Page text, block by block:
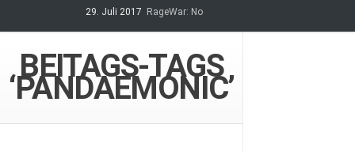
29. Juli 2017
RageWar: No
Games – so geht’s
7. März 2017
Casino-Spiele
am Browser – kostenlos und
BEITAGS-TAGS
‘PANDAEMONIC’